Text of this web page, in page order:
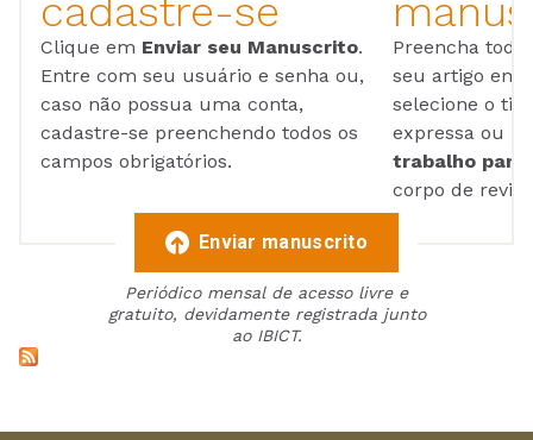
cadastre-se
Clique em Enviar seu Manuscrito.
Entre com seu usuário e senha ou,
caso não possua uma conta,
cadastre-se preenchendo todos os
campos obrigatórios.
Preencha
seu artigo em
selecione o
expressa ou
trabalho para
corpo de
Enviar manuscrito
Periódico mensal de acesso livre e
gratuito, devidamente registrada junto
ao IBICT.